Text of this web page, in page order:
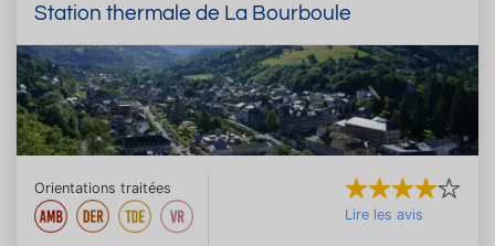
Station thermale de La Bourboule
Orientations traitées
Lire les avis